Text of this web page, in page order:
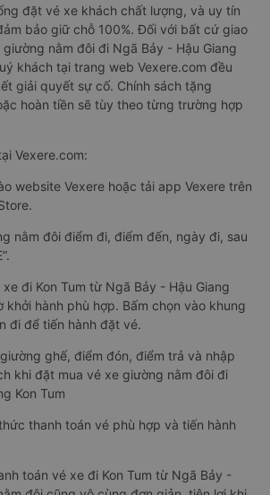
đặt vé xe khách chất lượng, và uy tín
bảo giữ chỗ 100%. Đối với bất cứ giao
nằm đôi đi Ngã Bảy - Hậu Giang
khách tại trang web Vexere.com đều
giải quyết sự cố. Chính sách tặng
hoàn tiền sẽ tùy theo từng trường hợp
Vexere.com:
website Vexere hoặc tải app Vexere trên
nằm đôi điểm đi, điểm đến, ngày đi, sau
đi Kon Tum từ Ngã Bảy - Hậu Giang
khởi hành phù hợp. Bấm chọn vào khung
đi để tiến hành đặt vé.
ghế, điểm đón, điểm trả và nhập
khi đặt mua vé xe giường nằm đôi đi
Kon Tum
thanh toán vé phù hợp và tiến hành
toán vé xe đi Kon Tum từ Ngã Bảy -